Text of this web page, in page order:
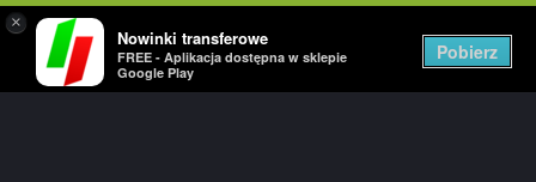
×
Nowinki transferowe
FREE - Aplikacja dostępna w sklepie
Google Play
Pobierz